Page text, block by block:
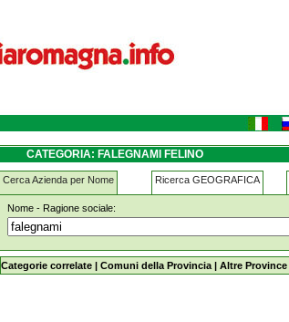
CATEGORIA: FALEGNAMI FELINO
Cerca Azienda per Nome Ricerca GEOGRAFICA
Nome - Ragione sociale:
falegnami felino
Categorie correlate | Comuni della Provincia | Altre Province